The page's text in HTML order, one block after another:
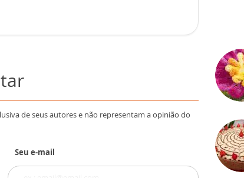
de seus autores e não representam a opinião do
Seu e-mail